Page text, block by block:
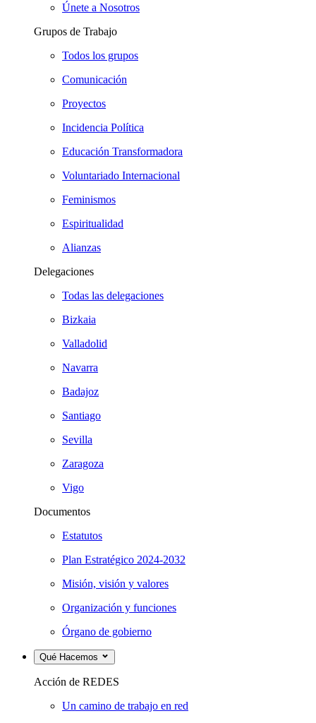
Únete a Nosotros
Grupos de Trabajo
Todos los grupos
Comunicación
Proyectos
Incidencia Política
Educación Transformadora
Voluntariado Internacional
Feminismos
Espiritualidad
Alianzas
Delegaciones
Todas las delegaciones
Bizkaia
Valladolid
Navarra
Badajoz
Santiago
Sevilla
Zaragoza
Vigo
Documentos
Estatutos
Plan Estratégico 2024-2032
Misión, visión y valores
Organización y funciones
Órgano de gobierno
Qué Hacemos
Acción de REDES
Un camino de trabajo en red